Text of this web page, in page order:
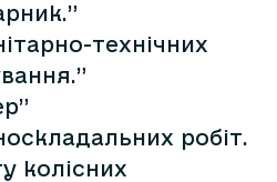
технічних
робіт.
колісних